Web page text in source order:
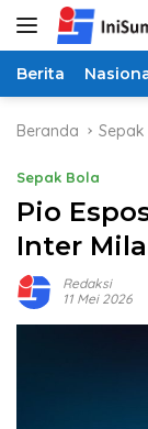
Langsung
Berita
Beranda
Sepak Bola
Pio
Inter
Redaksi
11 Mei 2026